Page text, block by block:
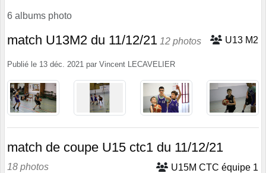
6 albums photo
match U13M2 du 11/12/21 12 photos U13 M2
Publié le 13 déc. 2021 par Vincent LECAVELIER
match de coupe U15 ctc1 du 11/12/21
18 photos U15M CTC équipe 1